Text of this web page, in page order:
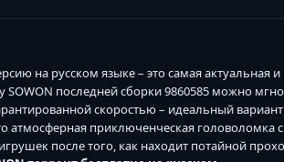
на русском языке – это самая актуальная и
SOWON последней сборки 9860585 можно
скоростью – идеальный
атмосферная приключенческая головоломка с
после того, как находит потайной